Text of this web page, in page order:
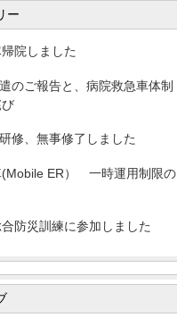
ー
院しました
のご報告と、病院救急車体制
修、無事修了しました
(Mobile ER） 一時運用制限の
防災訓練に参加しました